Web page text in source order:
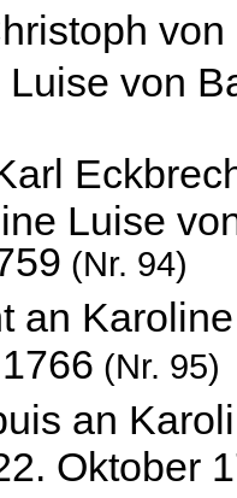
Luise von
Luise
(Nr. 94)
an
(Nr. 95)
an
Oktober